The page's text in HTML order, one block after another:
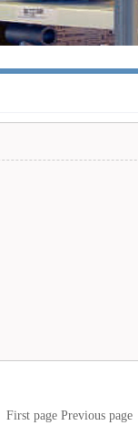
First page Previous page